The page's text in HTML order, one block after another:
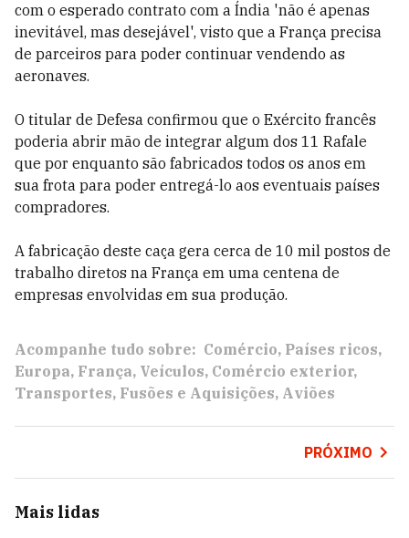
com o esperado contrato com a Índia 'não é apenas
inevitável, mas desejável', visto que a França precisa
de parceiros para poder continuar vendendo as
aeronaves.
O titular de Defesa confirmou que o Exército francês
poderia abrir mão de integrar algum dos 11 Rafale
que por enquanto são fabricados todos os anos em
sua frota para poder entregá-lo aos eventuais países
compradores.
A fabricação deste caça gera cerca de 10 mil postos de
trabalho diretos na França em uma centena de
empresas envolvidas em sua produção.
Acompanhe tudo sobre: Comércio Países ricos
Europa França Veículos Comércio exterior
Transportes Fusões e Aquisições Aviões
PRÓXIMO
Mais lidas